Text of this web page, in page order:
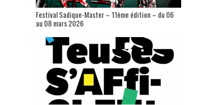
Festival Sadique-Master – 11ème édition – du 06
au 08 mars 2026